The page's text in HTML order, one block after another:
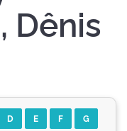
Dênis
D E F
G